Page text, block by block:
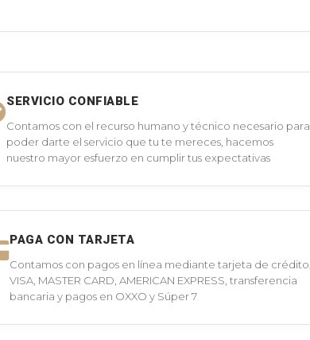
SERVICIO CONFIABLE
Contamos con el recurso humano y técnico necesario para
poder darte el servicio que tu te mereces, hacemos
nuestro mayor esfuerzo en cumplir tus expectativas
PAGA CON TARJETA
Contamos con pagos en línea mediante tarjeta de crédito,
VISA, MASTER CARD, AMERICAN EXPRESS, transferencia
bancaria y pagos en OXXO y Súper 7